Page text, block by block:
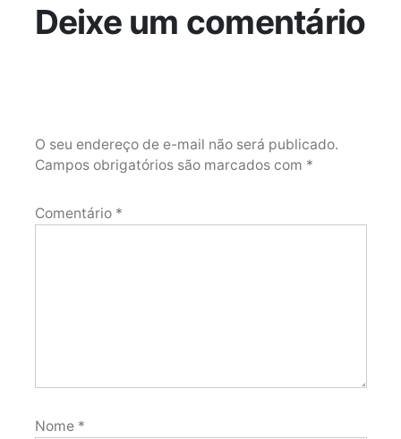
Deixe um comentário
O seu endereço de e-mail não será publicado.
Campos obrigatórios são marcados com *
Comentário *
Nome *